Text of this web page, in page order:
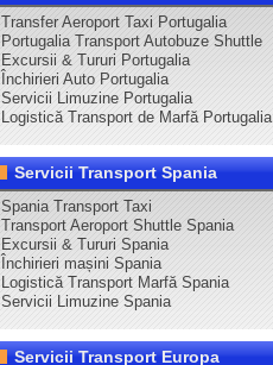
Transfer Aeroport Taxi Portugalia
Portugalia Transport Autobuze Shuttle
Excursii & Tururi Portugalia
Închirieri Auto Portugalia
Servicii Limuzine Portugalia
Logistică Transport de Marfă Portugalia
Servicii Transport Spania
Spania Transport Taxi
Transport Aeroport Shuttle Spania
Excursii & Tururi Spania
Închirieri mașini Spania
Logistică Transport Marfă Spania
Servicii Limuzine Spania
Servicii Transport Europa